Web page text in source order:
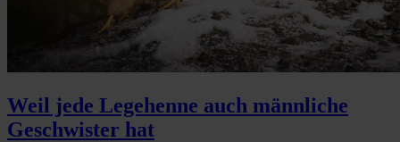
Weil jede Legehenne auch männliche
Geschwister hat